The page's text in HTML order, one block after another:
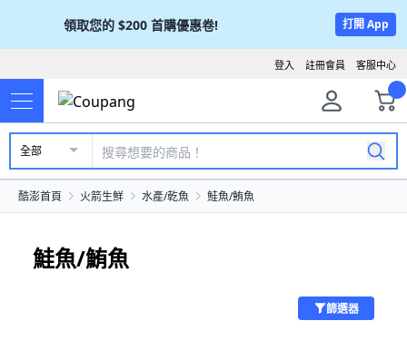
領取您的 $200 首購優惠卷! 打開 App
客服中心
註冊會員
登入
全部
酷澎首頁 火箭生鮮 水產/乾魚 鮭魚/鮪魚
鮭魚/鮪魚
篩選器